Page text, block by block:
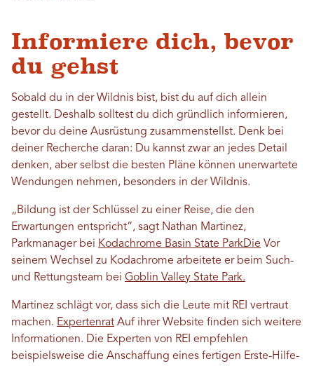
Informiere dich, bevor
du gehst
Sobald du in der Wildnis bist, bist du auf dich allein
gestellt. Deshalb solltest du dich gründlich informieren,
bevor du deine Ausrüstung zusammenstellst. Denk bei
deiner Recherche daran: Du kannst zwar an jedes Detail
denken, aber selbst die besten Pläne können unerwartete
Wendungen nehmen, besonders in der Wildnis.
„Bildung ist der Schlüssel zu einer Reise, die den
Erwartungen entspricht“, sagt Nathan Martinez,
Parkmanager bei Kodachrome Basin State ParkDie Vor
seinem Wechsel zu Kodachrome arbeitete er beim Such-
und Rettungsteam bei Goblin Valley State Park.
Martinez schlägt vor, dass sich die Leute mit REI vertraut
machen. Expertenrat Auf ihrer Website finden sich weitere
Informationen. Die Experten von REI empfehlen
beispielsweise die Anschaffung eines fertigen Erste-Hilfe-